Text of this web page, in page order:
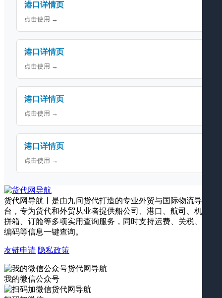
港口详情页
点击使用 →
港口详情页
点击使用 →
港口详情页
点击使用 →
港口详情页
点击使用 →
货代网导航丨是由九问货代打造的专业外贸与国际物流导航平
台，专为货代和外贸从业者提供船公司、港口、航司、机场、
拼箱、订舱等多项实用查询服务，同时支持运费、关税、海关
编码等信息一键查询。
友链申请 隐私政策
我的微信公众号